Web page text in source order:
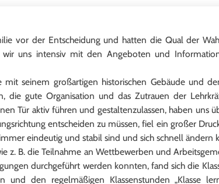
vor der Entscheidung und hatten die Qual der
uns intensiv mit den Angeboten und
mit seinem großartigen historischen Gebäude und
die gute Organisation und das Zutrauen der
Tür aktiv führen und gestaltenzulassen, haben uns
entscheiden zu müssen, fiel ein großer
eindeutig und stabil sind und sich schnell ändern
z. B. die Teilnahme an Wettbewerben und
durchgeführt werden konnten, fand sich die
und den regelmäßigen Klassenstunden „Klasse